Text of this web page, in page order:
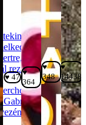
♥ 47
♥
364
♥
348
♥
14438